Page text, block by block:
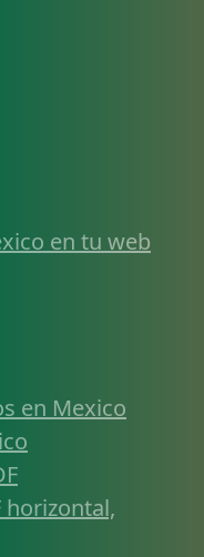
en tu web
en Mexico
horizontal,